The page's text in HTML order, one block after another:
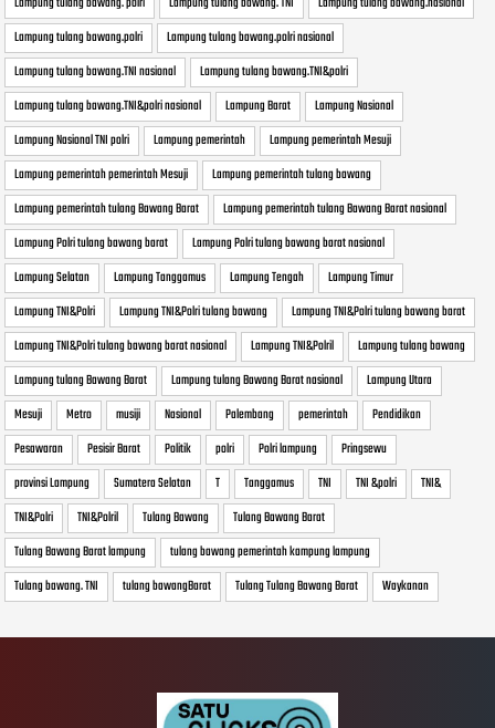
Lampung tulang bawang.polri
Lampung tulang bawang.polri nasional
Lampung tulang bawang.TNI nasional
Lampung tulang bawang.TNI&polri
Lampung tulang bawang.TNI&polri nasional
Lampung Barat
Lampung Nasional
Lampung Nasional TNI polri
Lampung pemerintah
Lampung pemerintah Mesuji
Lampung pemerintah pemerintah Mesuji
Lampung pemerintah tulang bawang
Lampung pemerintah tulang Bawang Barat
Lampung pemerintah tulang Bawang Barat nasional
Lampung Polri tulang bawang barat
Lampung Polri tulang bawang barat nasional
Lampung Selatan
Lampung Tanggamus Lampung Tengah
Lampung Timur
Lampung TNI&Polri
Lampung TNI&Polri tulang bawang
Lampung TNI&Polri tulang bawang barat
Lampung TNI&Polri tulang bawang barat nasional
Lampung TNI&Polril
Lampung tulang bawang
Lampung tulang Bawang Barat
Lampung tulang Bawang Barat nasional
Lampung Utara
Mesuji
Metro musiji Nasional Palembang pemerintah
Pendidikan
Pesawaran
Pesisir Barat Politik polri Polri lampung
Pringsewu
provinsi Lampung
Sumatera Selatan T Tanggamus TNI TNI &polri
TNI&
TNI&Polri
TNI&Polril Tulang Bawang
Tulang Bawang Barat
Tulang Bawang Barat lampung
tulang bawang pemerintah kampung lampung
Tulang bawang. TNI
tulang bawangBarat Tulang Tulang Bawang Barat Waykanan